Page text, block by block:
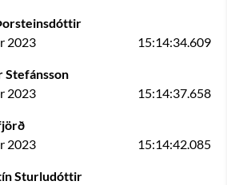
2023
15:14:34.609
Stefánsson
2023
15:14:37.658
2023
15:14:42.085
Sturludóttir